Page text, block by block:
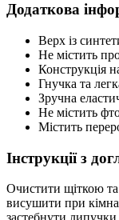
Додаткова
Верх із
Не містить
Конструкція
Гнучка та
Зручна
Не містить
Містить
Інструкції з
Очистити щіткою
висушити при